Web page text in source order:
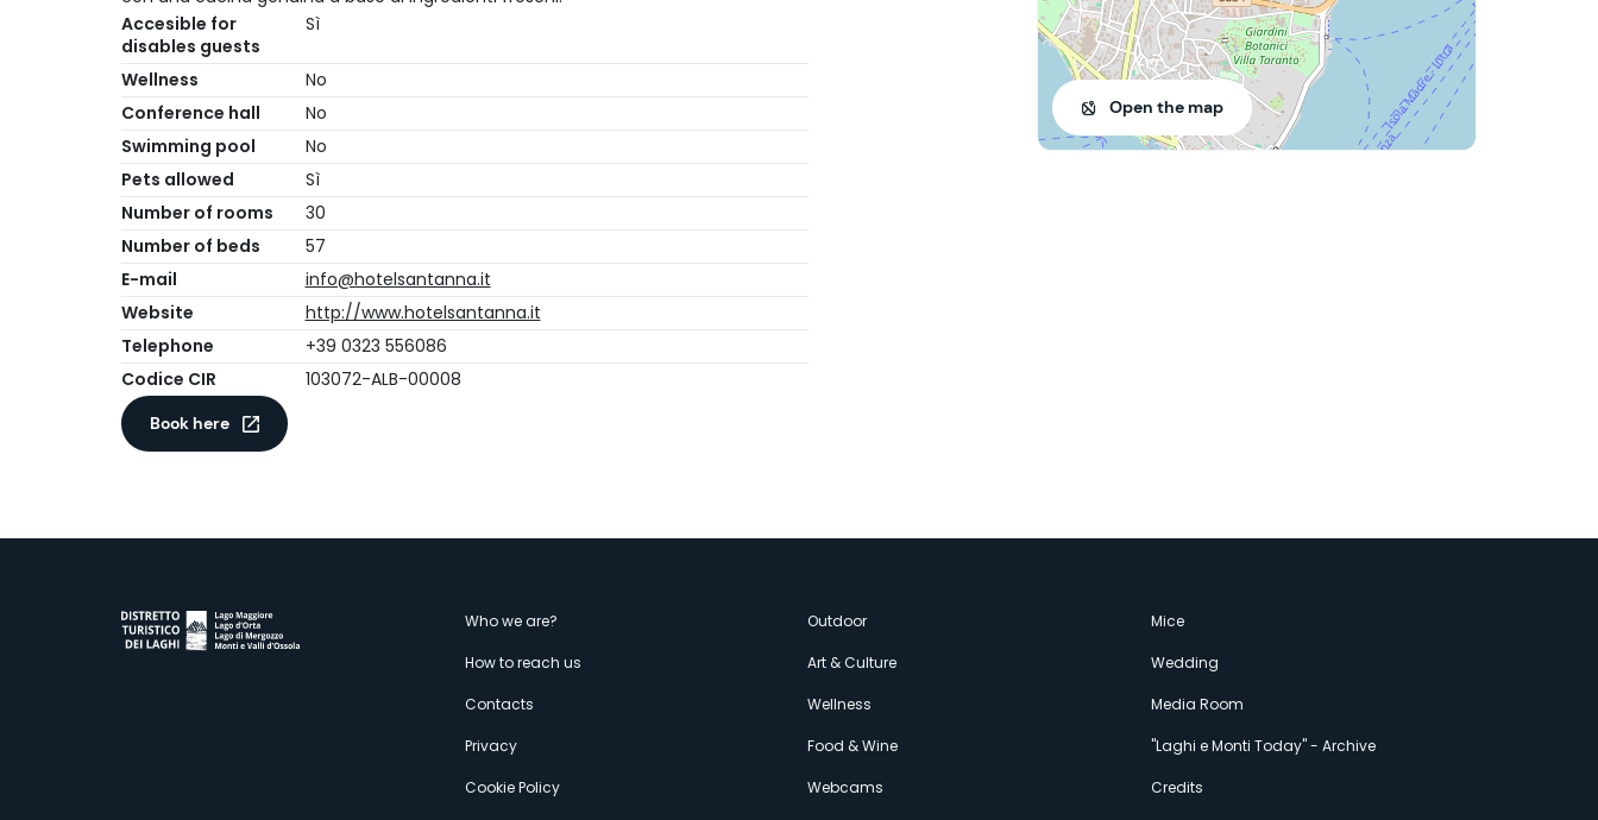
Accesible for
disables guests
Sì
Wellness
No
Conference hall
No
Swimming pool
No
Pets allowed
Sì
Number of rooms
30
Number of beds
57
E-mail
info@hotelsantanna.it
Website
http://www.hotelsantanna.it
Telephone
+39 0323 556086
Codice CIR
103072-ALB-00008
Book here
Open the map
Menù
secondario
Who we are?
How to reach us
Contacts
Privacy
Cookie Policy
Outdoor
Art & Culture
Wellness
Food & Wine
Webcams
Mice
Wedding
Media Room
"Laghi e Monti Today" - Archive
Credits